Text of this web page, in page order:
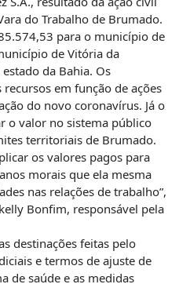
do Trabalho de Brumado.
para o município de
de Vitória da
da Bahia. Os
em função de ações
do novo coronavírus. Já o
o valor no sistema público
territoriais de Brumado.
os valores pagos para
morais que ela mesma
nas relações de trabalho”,
Bonfim, responsável pela
destinações feitas pelo
e termos de ajuste de
de saúde e as medidas